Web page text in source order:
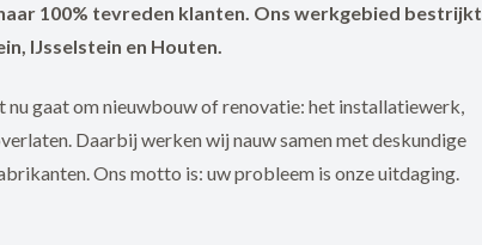
100% tevreden klanten. Ons werkgebied bestrijkt
IJsselstein en Houten.
gaat om nieuwbouw of renovatie: het installatiewerk,
Daarbij werken wij nauw samen met deskundige
Ons motto is: uw probleem is onze uitdaging.